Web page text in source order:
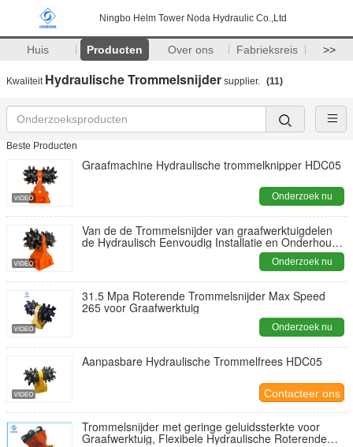
Ningbo Helm Tower Noda Hydraulic Co.,Ltd
Huis Producten Over ons Fabrieksreis >>
Kwaliteit Hydraulische Trommelsnijder supplier. (11)
Beste Producten
Graafmachine Hydraulische trommelknipper HDC05
Onderzoek nu
Van de de Trommelsnijder van graafwerktuigdelen
de Hydraulisch Eenvoudig Installatie en Onderhoud
Onderzoek nu
31.5 Mpa Roterende Trommelsnijder Max Speed
265 voor Graafwerktuig
Onderzoek nu
Aanpasbare Hydraulische Trommelfrees HDC05
Contacteer ons
Trommelsnijder met geringe geluidssterkte voor
Graafwerktuig, Flexibele Hydraulische Roterende